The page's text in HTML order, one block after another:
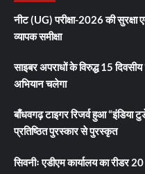
नीट (UG) परीक्षा-2026 की सुरक्षा
व्यापक समीक्षा
साइबर अपराधों के विरुद्ध 15
अभियान चलेगा
बाँधवगढ़ टाइगर रिजर्व हुआ “इंडिया
प्रतिष्ठित पुरस्कार से पुरस्कृत
सिवनीः एडीएम कार्यालय का रीडर